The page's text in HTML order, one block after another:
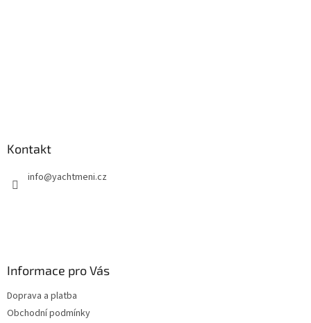
Kontakt
info@yachtmeni.cz
Informace pro Vás
Doprava a platba
Obchodní podmínky